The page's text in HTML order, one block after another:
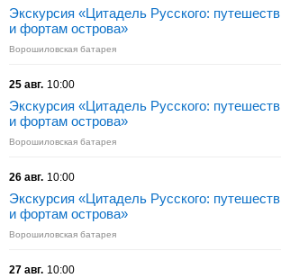
Экскурсия «Цитадель Русского:
и фортам острова»
Ворошиловская батарея
25 авг. 10:00
Экскурсия «Цитадель Русского:
и фортам острова»
Ворошиловская батарея
26 авг. 10:00
Экскурсия «Цитадель Русского:
и фортам острова»
Ворошиловская батарея
27 авг. 10:00